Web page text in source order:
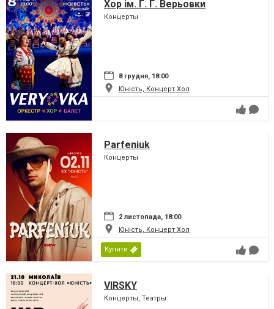
Хор ім. Г. Г. Верьовки
Концерты
8 грудня, 18:00
Юність, Концерт Хол
Parfeniuk
Концерты
2 листопада, 18:00
Юність, Концерт Хол
Купити
VIRSKY
Концерты, Театры